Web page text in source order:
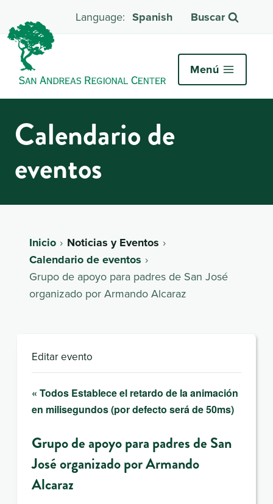
Spanish Buscar
Menú
Calendario de
eventos
Inicio
Noticias y Eventos
Calendario de eventos
Grupo de apoyo para padres de San José
organizado por Armando Alcaraz
Editar evento
« Todos Establece el retardo de la animación
en milisegundos (por defecto será de 50ms)
Grupo de apoyo para padres de San
José organizado por Armando
Alcaraz